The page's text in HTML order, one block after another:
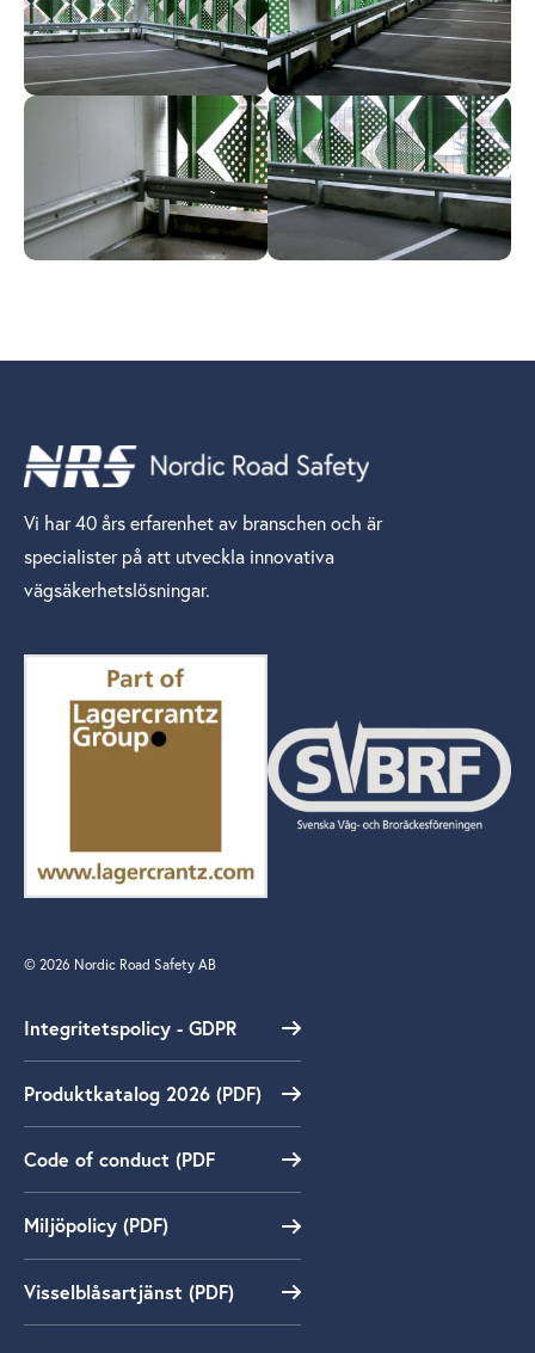
Vi har 40 års erfarenhet av branschen och är
specialister på att utveckla innovativa
vägsäkerhetslösningar.
© 2026 Nordic Road Safety AB
Integritetspolicy - GDPR
Produktkatalog 2026 (PDF)
Code of conduct (PDF
Miljöpolicy (PDF)
Visselblåsartjänst (PDF)